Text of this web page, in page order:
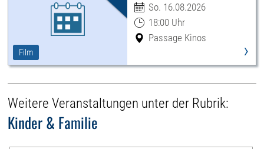
Film
So. 16.08.2026
18:00 Uhr
Passage Kinos
›
Weitere Veranstaltungen unter der Rubrik:
Kinder & Familie